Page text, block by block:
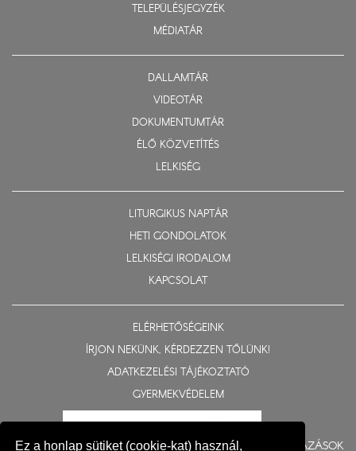
Ez a honlap sütiket (cookie-kat) használ,
TELEPÜLÉSJEGYZÉK
MÉDIATÁR
DALLAMTÁR
VIDEOTÁR
DOKUMENTUMTÁR
ÉLŐ KÖZVETÍTÉS
LELKISÉG
LITURGIKUS NAPTÁR
HETI GONDOLATOK
LELKISÉGI IRODALOM
KAPCSOLAT
ELÉRHETŐSÉGEINK
ÍRJON NEKÜNK, KÉRDEZZEN TŐLÜNK!
ADATKEZELÉSI TÁJÉKOZTATÓ
GYERMEKVÉDELEM
BERUHÁZÁSOK